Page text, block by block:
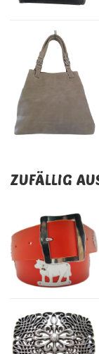
ZUFÄLLIG